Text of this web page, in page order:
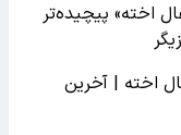
اخته» پیچیده‌تر
اخته | آخرین